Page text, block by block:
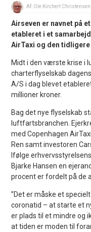
Af: Ole Kirchert Christensen
Airseven er navnet på
etableret i et
AirTaxi og den
Midt i den værste krise i
charterflyselskab
A/S i dag blevet
millioner kroner.
Bag det nye flyselskab
luftfartsbranchen.
med Copenhagen
Ren samt investoren
Ifølge
Bjarke Hansen en
procent er fordelt på de
”Det er måske et
coronatid – at starte et
er plads til et mindre og
at tiden er moden til